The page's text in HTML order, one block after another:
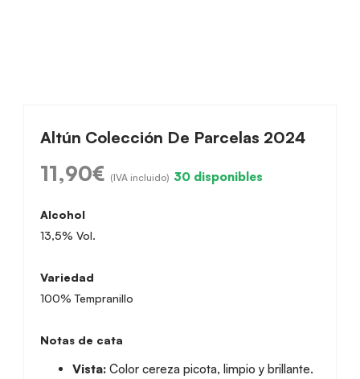
Altún Colección De Parcelas 2024
11,90€ (IVA incluido) 30 disponibles
Alcohol
13,5% Vol.
Variedad
100% Tempranillo
Notas de cata
Vista: Color cereza picota, limpio y brillante.